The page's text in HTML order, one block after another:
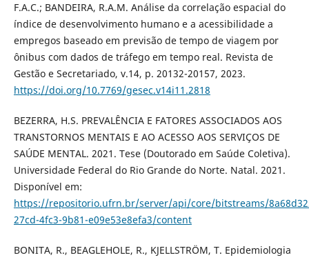
F.A.C.; BANDEIRA, R.A.M. Análise da correlação espacial do
índice de desenvolvimento humano e a acessibilidade a
empregos baseado em previsão de tempo de viagem por
ônibus com dados de tráfego em tempo real. Revista de
Gestão e Secretariado, v.14, p. 20132-20157, 2023.
https://doi.org/10.7769/gesec.v14i11.2818
BEZERRA, H.S. PREVALÊNCIA E FATORES ASSOCIADOS AOS
TRANSTORNOS MENTAIS E AO ACESSO AOS SERVIÇOS DE
SAÚDE MENTAL. 2021. Tese (Doutorado em Saúde Coletiva).
Universidade Federal do Rio Grande do Norte. Natal. 2021.
Disponível em:
https://repositorio.ufrn.br/server/api/core/bitstreams/
27cd-4fc3-9b81-e09e53e8efa3/content
BONITA, R., BEAGLEHOLE, R., KJELLSTRÖM, T. Epidemiologia